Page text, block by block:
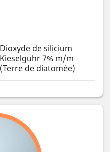
Dioxyde de silicium
Kieselguhr 7% m/m
(Terre de diatomée)